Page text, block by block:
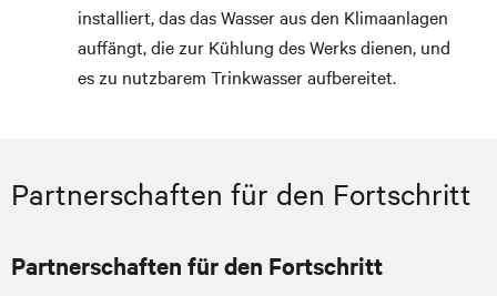
installiert, das das Wasser aus den Klimaanlagen
auffängt, die zur Kühlung des Werks dienen, und
es zu nutzbarem Trinkwasser aufbereitet.
Partnerschaften für den Fortschritt
Partnerschaften für den Fortschritt